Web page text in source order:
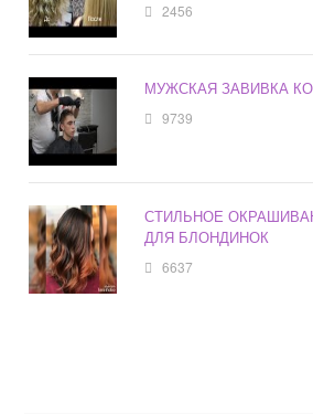
2456
МУЖСКАЯ ЗАВИВКА
9739
СТИЛЬНОЕ
ДЛЯ БЛОНДИНОК
6637